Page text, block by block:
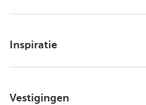
Inspiratie
Vestigingen